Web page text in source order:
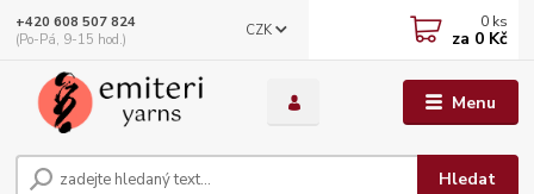
Menu
CZK
Hledat
+420 608 507 824
(Po-Pá, 9-15 hod.)
0 ks
za 0 Kč